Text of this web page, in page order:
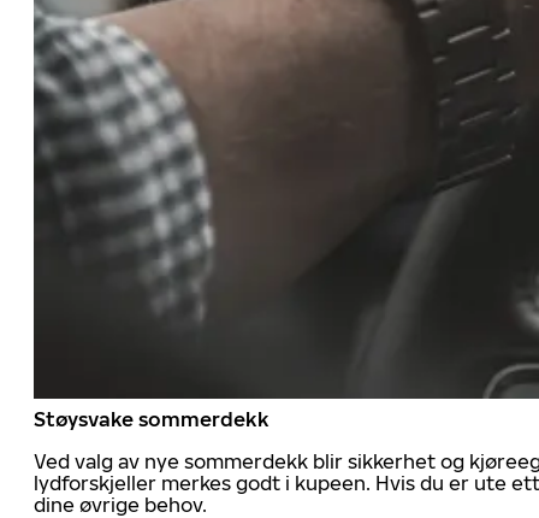
Støysvake sommerdekk
Ved valg av nye sommerdekk blir sikkerhet og
lydforskjeller merkes godt i kupeen. Hvis du er ute
dine øvrige behov.